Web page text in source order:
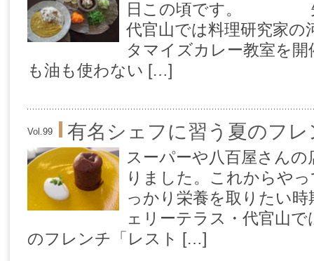
日この頃です。 先
代官山では料理研究家の
タマイズカレー教室を
も油も使わない […]
Vol.99 有名シェフに習う夏のフレ
スーパーや八百屋さん
りました。これからや
っかり栄養を取りたい
ェリーテラス・代官山
のフレンチ「レスト […]